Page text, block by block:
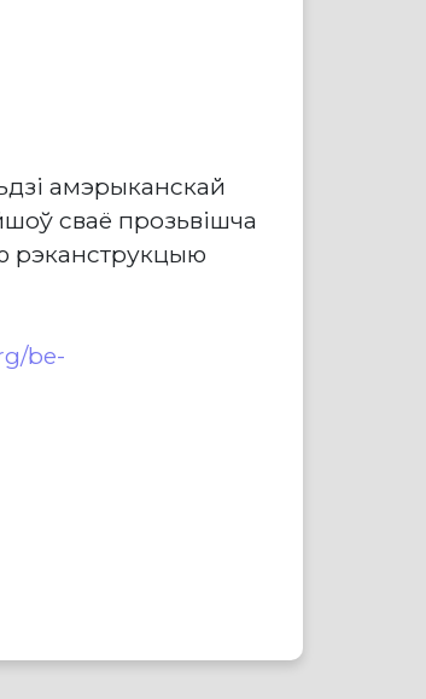
амэрыканскай
сваё прозьвішча
рэканструкцыю
be-